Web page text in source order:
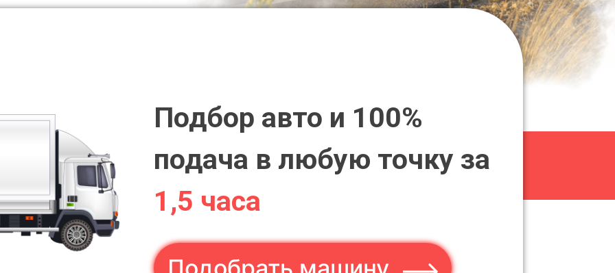
Подбор авто и 100%
подача в любую точку за
1,5 часа